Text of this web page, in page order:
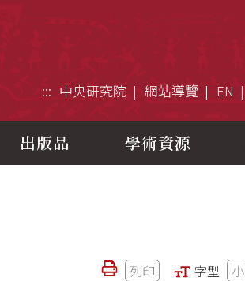
::: 中央研究院 網站導覽 EN
出版品 學術資源
列印 字型 小